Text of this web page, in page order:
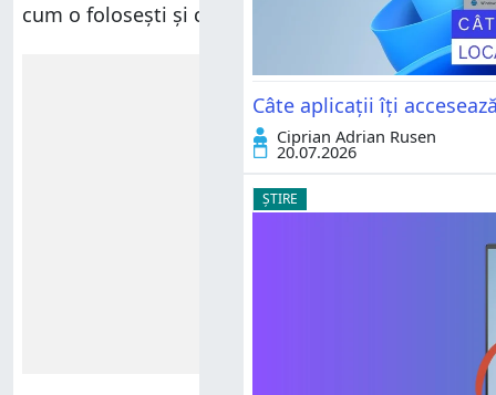
cum o folosești și cum poți să o descarci:
Reclamă
Câte aplicații îți
Ciprian Adrian Rusen
20.07.2026
ȘTIRE